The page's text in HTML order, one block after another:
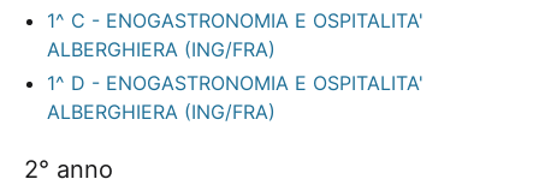
1^ C - ENOGASTRONOMIA E OSPITALITA'
ALBERGHIERA (ING/FRA)
1^ D - ENOGASTRONOMIA E OSPITALITA'
ALBERGHIERA (ING/FRA)
2° anno